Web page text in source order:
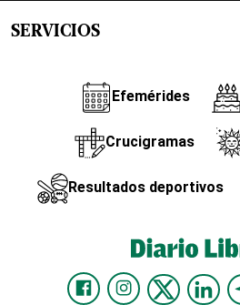
SERVICIOS
Efemérides
Crucigramas
Resultados deportivos